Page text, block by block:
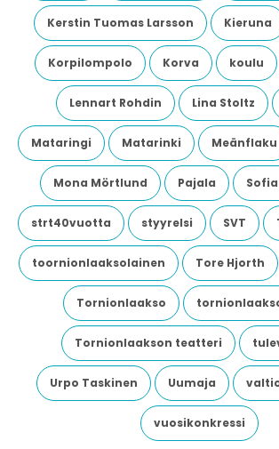
Kerstin Tuomas Larsson Kieruna
Korpilompolo Korva koulu
Lennart Rohdin Lina Stoltz
Mataringi Matarinki Meänflaku
Mona Mörtlund Pajala
strt40vuotta styyrelsi SVT
toornionlaaksolainen Tore Hjorth
Tornionlaakso
Tornionlaakson teatteri
Urpo Taskinen Uumaja
vuosikonkressi